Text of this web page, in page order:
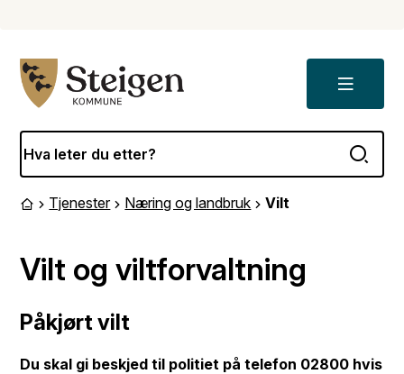
Meny
Du er her:
Forside
Tjenester Næring og landbruk Vilt
Vilt og viltforvaltning
Påkjørt vilt
Du skal gi beskjed til politiet på telefon 02800 hvis